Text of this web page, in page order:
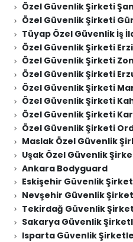
Özel Güvenlik Şirketi
Özel Güvenlik Şirketi
Tüyap Özel Güvenlik İş
Özel Güvenlik Şirketi
Özel Güvenlik Şirketi
Özel Güvenlik Şirketi
Özel Güvenlik Şirketi
Özel Güvenlik Şirketi
Özel Güvenlik Şirketi
Özel Güvenlik Şirketi
Maslak Özel Güvenlik
Uşak Özel Güvenlik
Ankara Bodyguard
Eskişehir Güvenlik
Nevşehir Güvenlik
Tekirdağ Güvenlik
Sakarya Güvenlik
Isparta Güvenlik